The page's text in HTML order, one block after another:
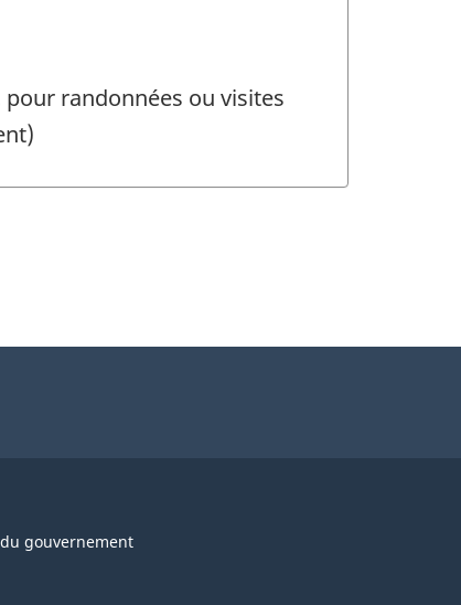
randonnées ou visites
gouvernement